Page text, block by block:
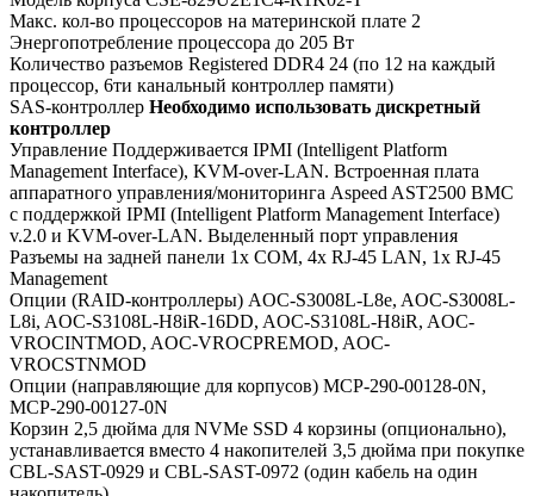
Макс. кол-во процессоров на материнской плате 2
Энергопотребление процессора до 205 Вт
Количество разъемов Registered DDR4 24 (по 12 на каждый
процессор, 6ти канальный контроллер памяти)
SAS-контроллер Необходимо использовать дискретный
контроллер
Управление Поддерживается IPMI (Intelligent Platform
Management Interface), KVM-over-LAN. Встроенная плата
аппаратного управления/мониторинга Aspeed AST2500 BMC
с поддержкой IPMI (Intelligent Platform Management Interface)
v.2.0 и KVM-over-LAN. Выделенный порт управления
Разъемы на задней панели 1x COM, 4x RJ-45 LAN, 1x RJ-45
Management
Опции (RAID-контроллеры) AOC-S3008L-L8e, AOC-S3008L-
L8i, AOC-S3108L-H8iR-16DD, AOC-S3108L-H8iR, AOC-
VROCINTMOD, AOC-VROCPREMOD, AOC-
VROCSTNMOD
Опции (направляющие для корпусов) MCP-290-00128-0N,
MCP-290-00127-0N
Корзин 2,5 дюйма для NVMe SSD 4 корзины (опционально),
устанавливается вместо 4 накопителей 3,5 дюйма при покупке
CBL-SAST-0929 и CBL-SAST-0972 (один кабель на один